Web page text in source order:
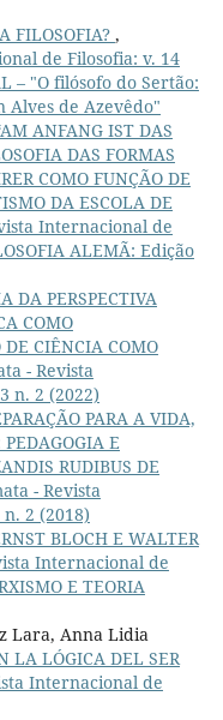
FILOSOFIA? ,
de Filosofia: v. 14
– "O filósofo do Sertão:
Alves de Azevêdo"
ANFANG IST DAS
DAS FORMAS
COMO FUNÇÃO DE
DA ESCOLA DE
Internacional de
ALEMÃ: Edição
DA PERSPECTIVA
COMO
CIÊNCIA COMO
- Revista
n. 2 (2022)
PARA A VIDA,
PEDAGOGIA E
RUDIBUS DE
- Revista
2 (2018)
BLOCH E WALTER
Internacional de
E TEORIA
Lara, Anna Lidia
LA LÓGICA DEL SER
Internacional de